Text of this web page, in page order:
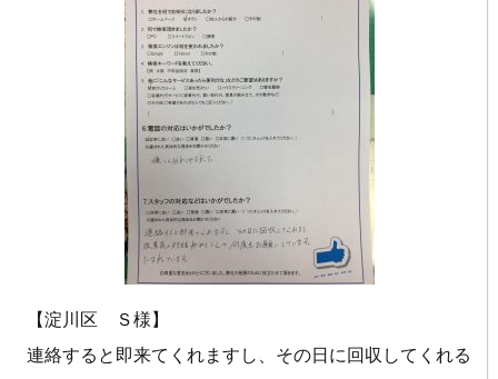
【淀川区 Ｓ様】
連絡すると即来てくれますし、その日に回収してくれる